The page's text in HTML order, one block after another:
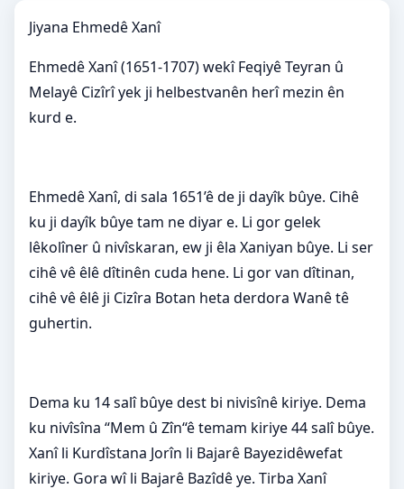
Jiyana Ehmedê Xanî
Ehmedê Xanî (1651-1707) wekî Feqiyê Teyran û
Melayê Cizîrî yek ji helbestvanên herî mezin ên
kurd e.
Ehmedê Xanî, di sala 1651’ê de ji dayîk bûye. Cihê
ku ji dayîk bûye tam ne diyar e. Li gor gelek
lêkolîner û nivîskaran, ew ji êla Xaniyan bûye. Li ser
cihê vê êlê dîtinên cuda hene. Li gor van dîtinan,
cihê vê êlê ji Cizîra Botan heta derdora Wanê tê
guhertin.
Dema ku 14 salî bûye dest bi nivisînê kiriye. Dema
ku nivîsîna “Mem û Zîn“ê temam kiriye 44 salî bûye.
Xanî li Kurdîstana Jorîn li Bajarê Bayezidêwefat
kiriye. Gora wî li Bajarê Bazîdê ye. Tirba Xanî